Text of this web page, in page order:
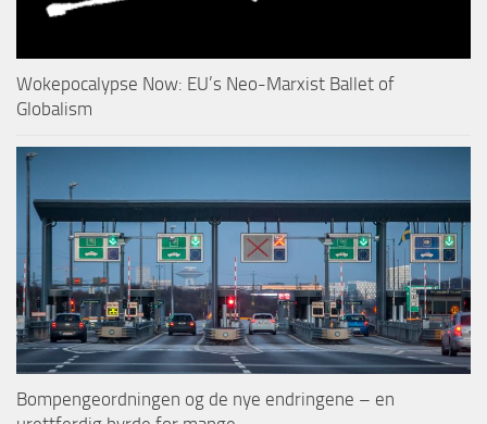
Wokepocalypse Now: EU’s Neo-Marxist Ballet of
Globalism
Bompengeordningen og de nye endringene – en